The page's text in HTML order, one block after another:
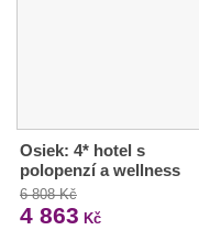
Osiek: 4* hotel s
polopenzí a wellness
6 808 Kč
4 863 Kč